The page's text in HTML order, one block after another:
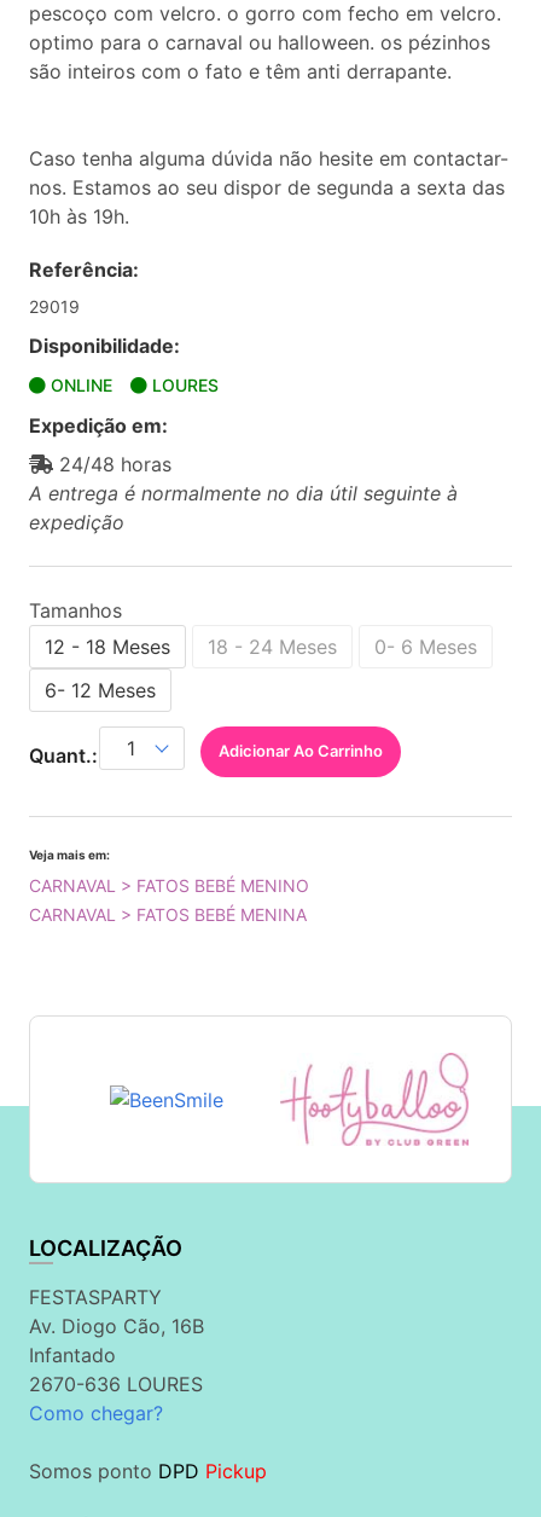
pescoço com velcro. o gorro com fecho em velcro.
optimo para o carnaval ou halloween. os pézinhos
são inteiros com o fato e têm anti derrapante.
Caso tenha alguma dúvida não hesite em contactar-
nos. Estamos ao seu dispor de segunda a sexta das
10h às 19h.
Referência:
29019
Disponibilidade:
ONLINE LOURES
Expedição em:
24/48 horas
A entrega é normalmente no dia útil seguinte à
expedição
Tamanhos
12 - 18 Meses
18 - 24 Meses
0- 6 Meses
6- 12 Meses
Quant.: Adicionar Ao Carrinho
Veja mais em:
CARNAVAL > FATOS BEBÉ MENINO
CARNAVAL > FATOS BEBÉ MENINA
LOCALIZAÇÃO
FESTASPARTY
Av. Diogo Cão, 16B
Infantado
2670-636 LOURES
Como chegar?
Somos ponto DPD Pickup